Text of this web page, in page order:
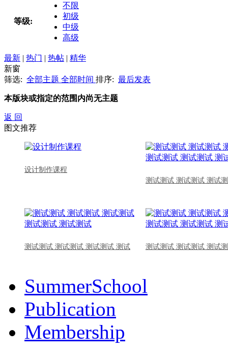
等级:
不限
初级
中级
高级
最新 | 热门 | 热帖 | 精华
新窗
筛选: 全部主题 全部时间 排序: 最后发表
本版块或指定的范围内尚无主题
返 回
图文推荐
设计制作课程
测试测试 测试测试 测试
测试测试 测试测试 测试测试 测试 测试测试 测试测试 测试
SummerSchool
Publication
Membership